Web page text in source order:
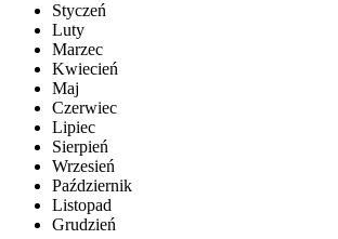
Styczeń
Luty
Marzec
Kwiecień
Maj
Czerwiec
Lipiec
Sierpień
Wrzesień
Październik
Listopad
Grudzień